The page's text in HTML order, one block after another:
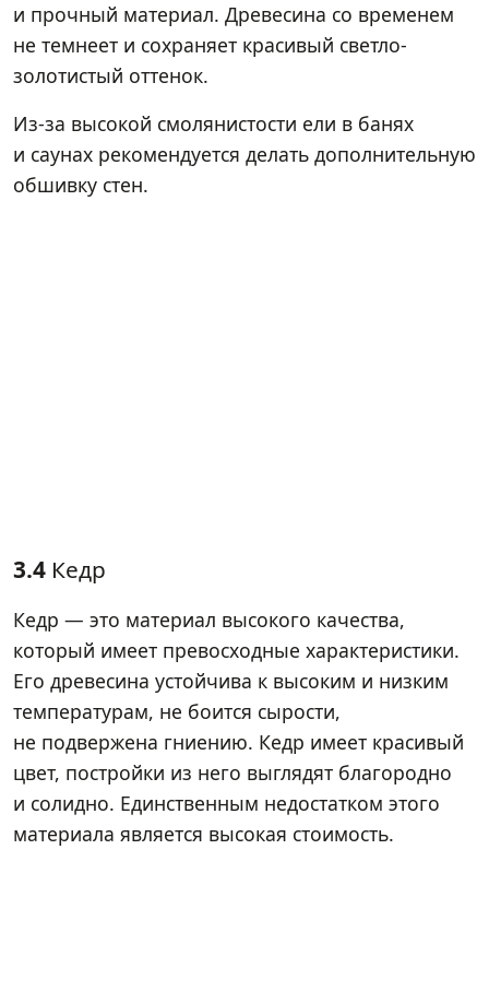
и прочный материал. Древесина со временем
не темнеет и сохраняет красивый светло-
золотистый оттенок.
Из-за высокой смолянистости ели в банях
и саунах рекомендуется делать дополнительную
обшивку стен.
3.4 Кедр
Кедр — это материал высокого качества,
который имеет превосходные характеристики.
Его древесина устойчива к высоким и низким
температурам, не боится сырости,
не подвержена гниению. Кедр имеет красивый
цвет, постройки из него выглядят благородно
и солидно. Единственным недостатком этого
материала является высокая стоимость.